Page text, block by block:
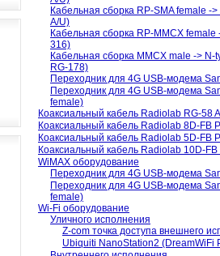
Кабельная сборка RP-SMA female -
A/U)
Кабельная сборка RP-MMCX
316)
Кабельная сборка MMCX male ->
RG-178)
Переходник для 4G USB-модема
Переходник для 4G USB-модема
female)
Коаксиальный кабель Radiolab RG-58
Коаксиальный кабель Radiolab 8D-FB
Коаксиальный кабель Radiolab 5D-FB
Коаксиальный кабель Radiolab 10D-FB
WiMAX оборудование
Переходник для 4G USB-модема
Переходник для 4G USB-модема
female)
Wi-Fi оборудование
Уличного исполнения
Z-com точка доступа внешнего
Ubiquiti NanoStation2 (DreamWiFi